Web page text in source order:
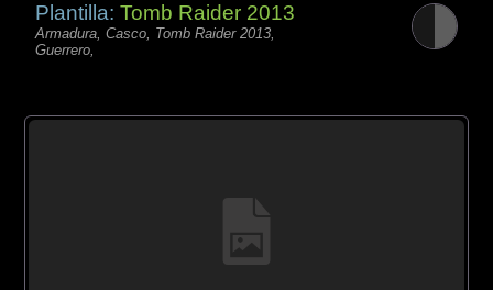
Plantilla:Tomb Raider 2013
Armadura, Casco, Tomb Raider 2013,
Guerrero,